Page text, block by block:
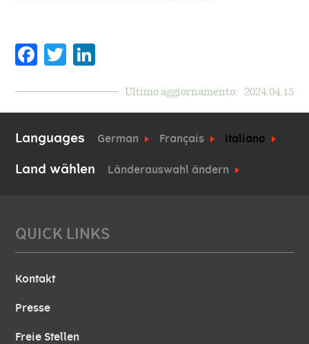
Facebook
Twitter
Ultimo aggiornamento: 2024.04.15
Languages German Français Italiano
Land wählen Länderauswahl ändern
QUICK LINKS
Kontakt
Presse
Freie Stellen